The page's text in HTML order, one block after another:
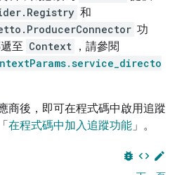
和
功
至 Context ，請參閱
商後，即可在程式碼中啟用追蹤
在程式碼中加入追蹤功能 」。
bug_report code edit